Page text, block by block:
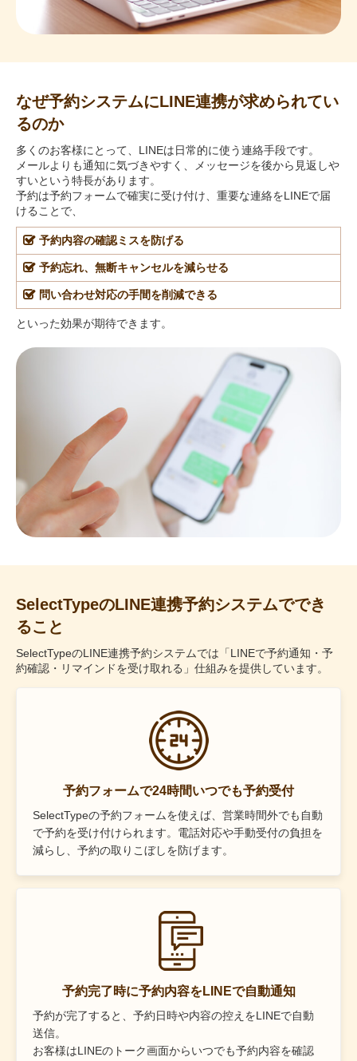
なぜ予約システムにLINE連携が求められてい
るのか
多くのお客様にとって、LINEは日常的に使う連絡手段です。
メールよりも通知に気づきやすく、メッセージを後から見返しや
すいという特長があります。
予約は予約フォームで確実に受け付け、重要な連絡をLINEで届
けることで、
予約内容の確認ミスを防げる
予約忘れ、無断キャンセルを減らせる
問い合わせ対応の手間を削減できる
といった効果が期待できます。
SelectTypeのLINE連携予約システムででき
ること
SelectTypeのLINE連携予約システムでは「LINEで予約通知・予
約確認・リマインドを受け取れる」仕組みを提供しています。
予約フォームで24時間いつでも予約受付
SelectTypeの予約フォームを使えば、営業時間外でも自動
で予約を受け付けられます。電話対応や手動受付の負担を
減らし、予約の取りこぼしを防げます。
予約完了時に予約内容をLINEで自動通知
予約が完了すると、予約日時や内容の控えをLINEで自動
送信。
お客様はLINEのトーク画面からいつでも予約内容を確認